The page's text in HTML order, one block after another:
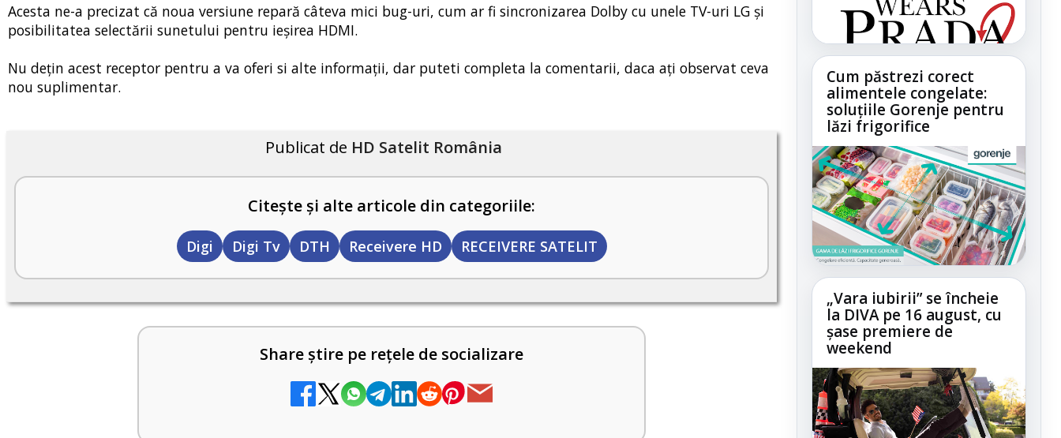
Acesta ne-a precizat că noua versiune repară câteva mici bug-uri, cum ar fi sincronizarea Dolby cu unele TV-uri LG și
posibilitatea selectării sunetului pentru ieșirea HDMI.
Nu dețin acest receptor pentru a va oferi si alte informații, dar puteti completa la comentarii, daca ați observat ceva
nou suplimentar.
Publicat de HD Satelit România
Citește și alte articole din categoriile:
Digi Digi Tv DTH Receivere HD RECEIVERE SATELIT
Share știre pe rețele de socializare
Cum păstrezi corect
alimentele congelate:
soluțiile Gorenje pentru
lăzi frigorifice
„Vara iubirii” se încheie
la DIVA pe 16 august, cu
șase premiere de
weekend